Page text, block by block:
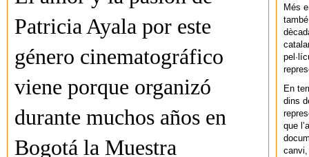
Patricia Ayala por este
género cinematográfico
viene porque organizó
durante muchos años en
Bogotá la Muestra
Més
En
dins
que
canvi,